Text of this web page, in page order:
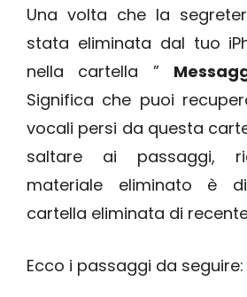
Una volta che la
stata eliminata dal tuo
nella cartella ”
Significa che puoi
vocali persi da questa
saltare ai passaggi,
materiale eliminato è
cartella eliminata di
Ecco i passaggi da seguire: